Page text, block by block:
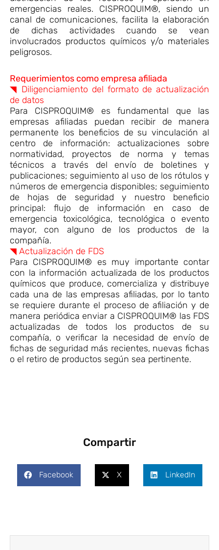
emergencias reales. CISPROQUIM®, siendo un
canal de comunicaciones, facilita la elaboración
de dichas actividades cuando se vean
involucrados productos químicos y/o materiales
peligrosos.
Requerimientos como empresa afiliada
◥ Diligenciamiento del formato de actualización
de datos
Para CISPROQUIM® es fundamental que las
empresas afiliadas puedan recibir de manera
permanente los beneficios de su vinculación al
centro de información: actualizaciones sobre
normatividad, proyectos de norma y temas
técnicos a través del envío de boletines y
publicaciones; seguimiento al uso de los rótulos y
números de emergencia disponibles; seguimiento
de hojas de seguridad y nuestro beneficio
principal: flujo de información en caso de
emergencia toxicológica, tecnológica o evento
mayor, con alguno de los productos de la
compañía.
◥ Actualización de FDS
Para CISPROQUIM® es muy importante contar
con la información actualizada de los productos
químicos que produce, comercializa y distribuye
cada una de las empresas afiliadas, por lo tanto
se requiere durante el proceso de afiliación y de
manera periódica enviar a CISPROQUIM® las FDS
actualizadas de todos los productos de su
compañía, o verificar la necesidad de envío de
fichas de seguridad más recientes, nuevas fichas
o el retiro de productos según sea pertinente.
Compartir
Facebook X LinkedIn